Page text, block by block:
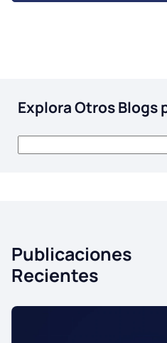
Explora Otros Blogs
Publicaciones
Recientes